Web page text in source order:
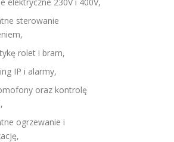
sterowanie
rolet i bram,
IP i alarmy,
oraz kontrolę
ogrzewanie i